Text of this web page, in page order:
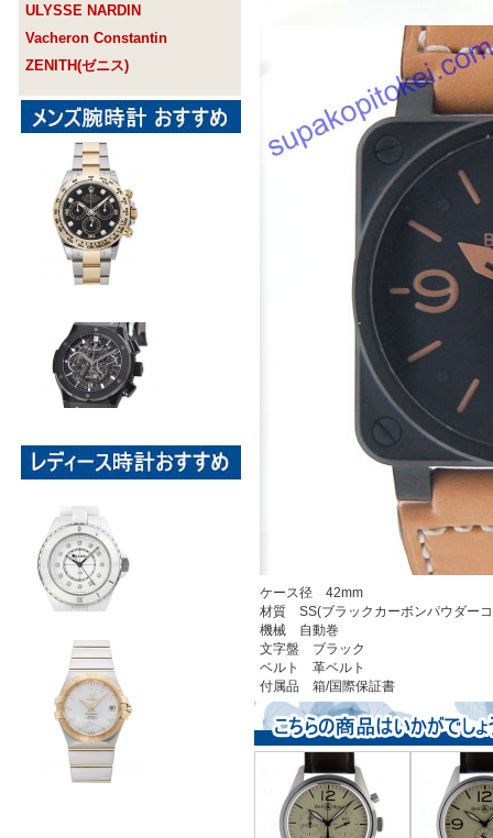
ULYSSE NARDIN
Vacheron Constantin
ZENITH(ゼニス)
ケース径 42mm
材質 SS(ブラックカーボンパウダー
機械 自動巻
文字盤 ブラック
ベルト 革ベルト
付属品 箱/国際保証書